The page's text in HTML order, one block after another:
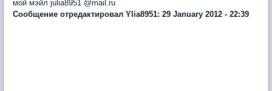
мой мэйл julia8951 @mail.ru
Сообщение отредактировал Ylia8951: 29 January 2012 - 22:39